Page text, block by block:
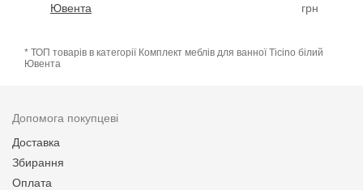
Ювента
грн
* ТОП товарів в категорії Комплект меблів для ванної Ticino білий
Ювента
Допомога покупцеві
Доставка
Збирання
Оплата